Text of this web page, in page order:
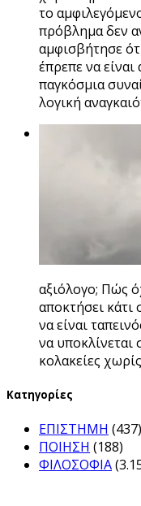
το
πρόβλημα δεν
αμφισβήτησε
έπρεπε να
παγκόσμια
λογική
αξιόλογο; Πώς
αποκτήσει κάτι
να είναι
να υποκλίνεται
κολακείες
Kατηγορίες
ΕΠΙΣΤΗΜΗ (437)
ΠΟΙΗΣΗ (188)
ΦΙΛΟΣΟΦΙΑ